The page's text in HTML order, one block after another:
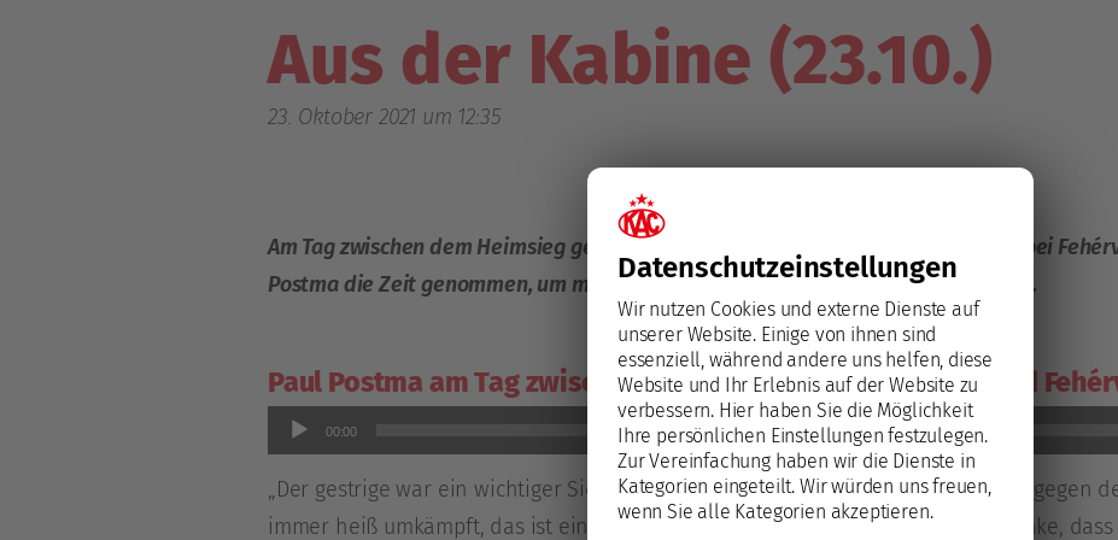
Datenschutz­einstellungen
Wir nutzen Cookies und externe Dienste auf
unserer Website. Einige von ihnen sind
essenziell, während andere uns helfen, diese
Website und Ihr Erlebnis auf der Website zu
verbessern. Hier haben Sie die Möglichkeit
Ihre persönlichen Einstellungen festzulegen.
Zur Vereinfachung haben wir die Dienste in
Kategorien eingeteilt. Wir würden uns freuen,
wenn Sie alle Kategorien akzeptieren.
Aus der Kabine (23.10.)
23. Oktober 2021 um 12:35
Am Tag zwischen dem Heimsieg gegen den HCB Südtirol und dem Auswärtsspiel bei
Postma die Zeit genommen, um mit kac.at über diese beiden Partien zu plaudern.
Paul Postma am Tag zwischen den Spielen gegen Bolzano und
Audio-
Player
00:00
„Der gestrige war ein wichtiger Sieg für uns, wir benötigten diese Punkte. Spiele gegen
immer heiß umkämpft, das ist ein Team, das man immer bezwingen will. Ich denke,